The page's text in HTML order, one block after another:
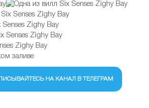
НА КАНАЛ В ТЕЛЕГРАМ